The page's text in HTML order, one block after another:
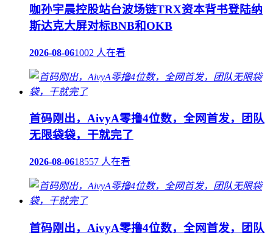
咖孙宇晨控股站台波场链TRX资本背书登陆纳
斯达克大屏对标BNB和OKB
2026-08-061002 人在看
首码刚出，AivyA零撸4位数，全网首发，团队
无限袋袋，干就完了
2026-08-0618557 人在看
首码刚出，AivyA零撸4位数，全网首发，团队